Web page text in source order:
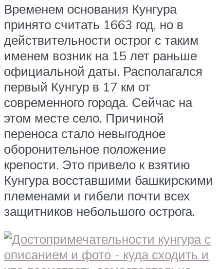
Временем основания Кунгура
принято считать 1663 год, но в
действительности острог с таким
именем возник на 15 лет раньше
официальной даты. Располагался
первый Кунгур в 17 км от
современного города. Сейчас на
этом месте село. Причиной
переноса стало невыгодное
оборонительное положение
крепости. Это привело к взятию
Кунгура восставшими башкирскими
племенами и гибели почти всех
защитников небольшого острога.